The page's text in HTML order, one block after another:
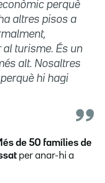
perquè
altres pisos a
turisme. És un
alt. Nosaltres
hi hagi
de 50 famílies de
per anar-hi a